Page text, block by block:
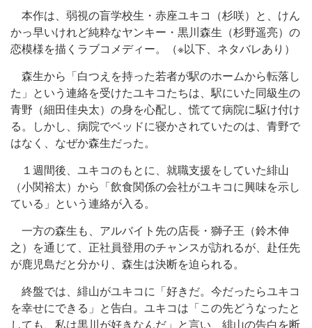
本作は、弱視の盲学校生・赤座ユキコ（杉咲）と、けん
かっ早いけれど純粋なヤンキー・黒川森生（杉野遥亮）の
恋模様を描くラブコメディー。（※以下、ネタバレあり）
森生から「白つえを持った若者が駅のホームから転落し
た」という連絡を受けたユキコたちは、駅にいた同級生の
青野（細田佳央太）の身を心配し、慌てて病院に駆け付け
る。しかし、病院でベッドに寝かされていたのは、青野で
はなく、なぜか森生だった。
１週間後、ユキコのもとに、就職支援をしていた緋山
（小関裕太）から「飲食関係の会社がユキコに興味を示し
ている」という連絡が入る。
一方の森生も、アルバイト先の店長・獅子王（鈴木伸
之）を通じて、正社員登用のチャンスが訪れるが、赴任先
が鹿児島だと分かり、森生は決断を迫られる。
終盤では、緋山がユキコに「好きだ。今だったらユキコ
を幸せにできる」と告白。ユキコは「この先どうなったと
しても、私は黒川が好きなんだ」と言い、緋山の告白を断